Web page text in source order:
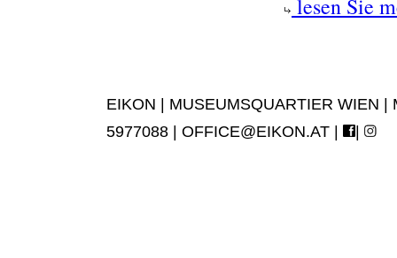
lesen Sie
EIKON | MUSEUMSQUARTIER WIEN
5977088 | OFFICE@EIKON.AT | |